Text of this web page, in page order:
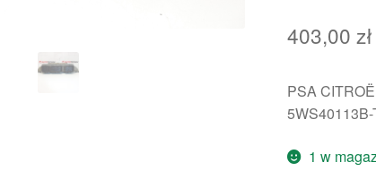
403,00 zł
PSA
1 w